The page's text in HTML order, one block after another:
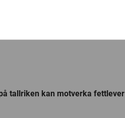
tallriken kan motverka fettlever